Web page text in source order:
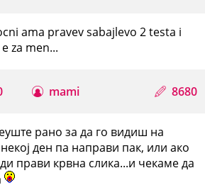
ama pravev sabajlevo 2 testa i
za men...
mami 8680
рано за да го видиш на
ден па направи пак, или ако
прави крвна слика...и чекаме да